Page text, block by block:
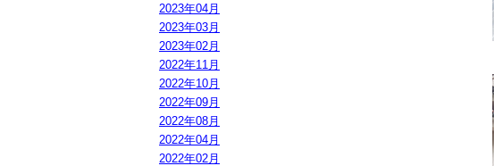
2023年04月
2023年03月
2023年02月
2022年11月
2022年10月
2022年09月
2022年08月
2022年04月
2022年02月